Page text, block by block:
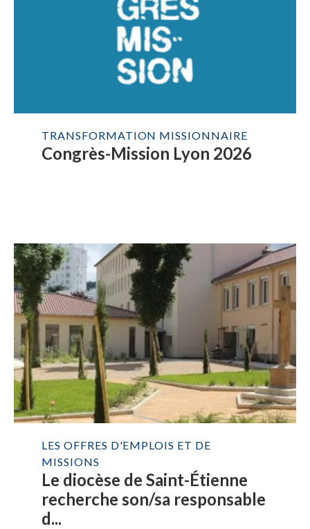
TRANSFORMATION MISSIONNAIRE
Congrès-Mission Lyon 2026
LES OFFRES D'EMPLOIS ET DE
MISSIONS
Le diocèse de Saint-Étienne
recherche son/sa responsable
d...